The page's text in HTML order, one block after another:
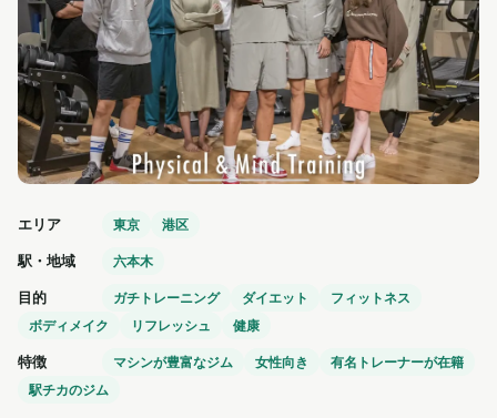
エリア 東京 港区
駅・地域 六本木
目的 ガチトレーニング ダイエット
フィットネス
ボディメイク
リフレッシュ 健康
特徴 マシンが豊富なジム 女性向き
有名トレーナーが在籍
駅チカのジム